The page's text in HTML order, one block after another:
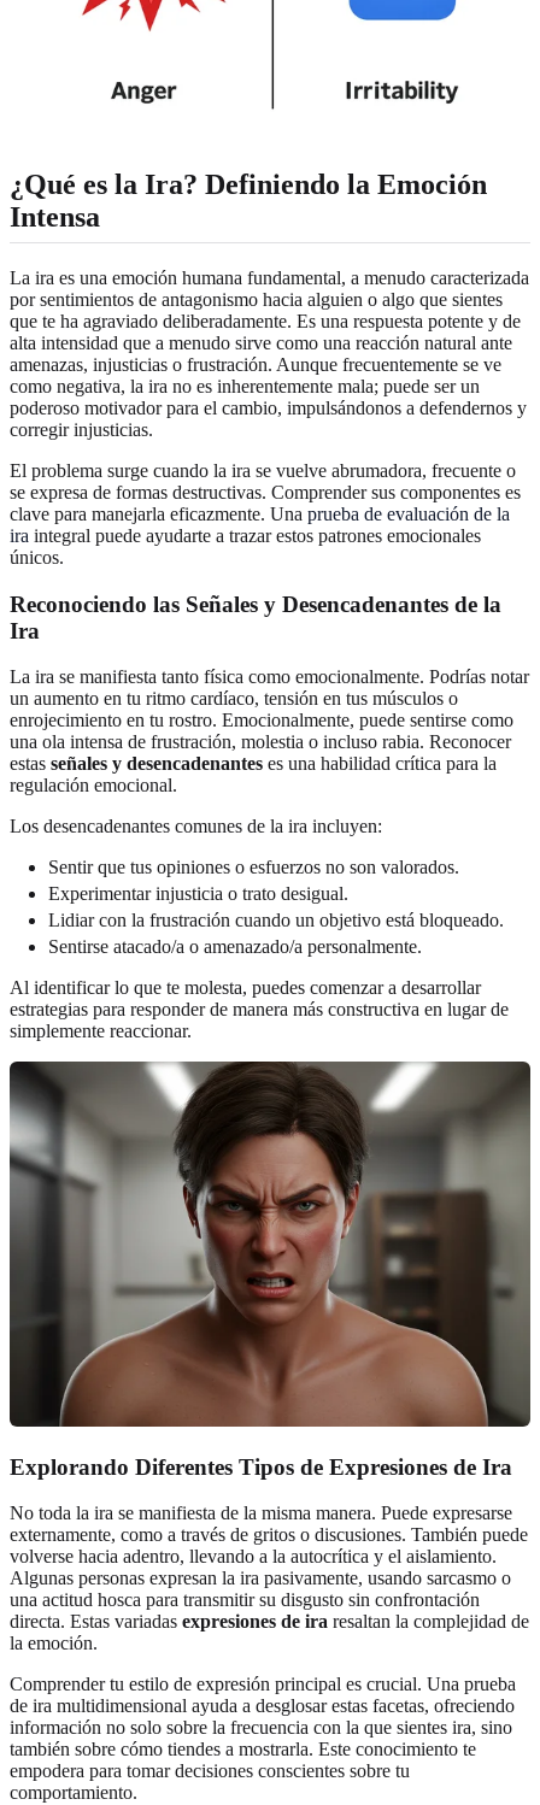
¿Qué es la Ira? Definiendo la Emoción
Intensa
La ira es una emoción humana fundamental, a menudo caracterizada
por sentimientos de antagonismo hacia alguien o algo que sientes
que te ha agraviado deliberadamente. Es una respuesta potente y de
alta intensidad que a menudo sirve como una reacción natural ante
amenazas, injusticias o frustración. Aunque frecuentemente se ve
como negativa, la ira no es inherentemente mala; puede ser un
poderoso motivador para el cambio, impulsándonos a defendernos y
corregir injusticias.
El problema surge cuando la ira se vuelve abrumadora, frecuente o
se expresa de formas destructivas. Comprender sus componentes es
clave para manejarla eficazmente. Una prueba de evaluación de la
ira integral puede ayudarte a trazar estos patrones emocionales
únicos.
Reconociendo las Señales y Desencadenantes de la
Ira
La ira se manifiesta tanto física como emocionalmente. Podrías notar
un aumento en tu ritmo cardíaco, tensión en tus músculos o
enrojecimiento en tu rostro. Emocionalmente, puede sentirse como
una ola intensa de frustración, molestia o incluso rabia. Reconocer
estas señales y desencadenantes es una habilidad crítica para la
regulación emocional.
Los desencadenantes comunes de la ira incluyen:
Sentir que tus opiniones o esfuerzos no son valorados.
Experimentar injusticia o trato desigual.
Lidiar con la frustración cuando un objetivo está bloqueado.
Sentirse atacado/a o amenazado/a personalmente.
Al identificar lo que te molesta, puedes comenzar a desarrollar
estrategias para responder de manera más constructiva en lugar de
simplemente reaccionar.
Explorando Diferentes Tipos de Expresiones de Ira
No toda la ira se manifiesta de la misma manera. Puede expresarse
externamente, como a través de gritos o discusiones. También puede
volverse hacia adentro, llevando a la autocrítica y el aislamiento.
Algunas personas expresan la ira pasivamente, usando sarcasmo o
una actitud hosca para transmitir su disgusto sin confrontación
directa. Estas variadas expresiones de ira resaltan la complejidad de
la emoción.
Comprender tu estilo de expresión principal es crucial. Una prueba
de ira multidimensional ayuda a desglosar estas facetas, ofreciendo
información no solo sobre la frecuencia con la que sientes ira, sino
también sobre cómo tiendes a mostrarla. Este conocimiento te
empodera para tomar decisiones conscientes sobre tu
comportamiento.